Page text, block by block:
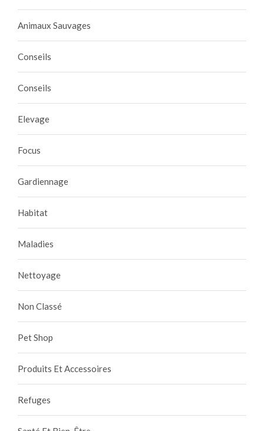
Animaux Sauvages
Conseils
Conseils
Elevage
Focus
Gardiennage
Habitat
Maladies
Nettoyage
Non Classé
Pet Shop
Produits Et Accessoires
Refuges